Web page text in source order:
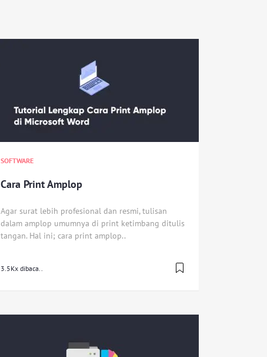
SOFTWARE
Cara Print Amplop
Agar surat lebih profesional dan resmi, tulisan
dalam amplop umumnya di print ketimbang ditulis
tangan. Hal ini; cara print amplop..
3.5Kx dibaca..